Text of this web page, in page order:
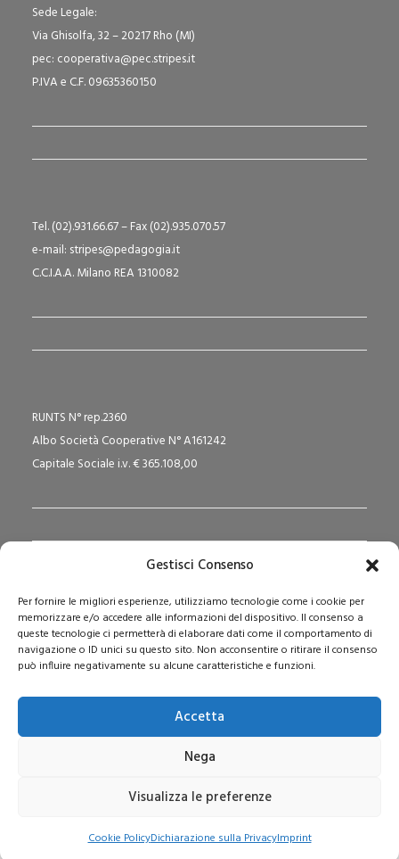
Gestisci Consenso
Per fornire le migliori esperienze, utilizziamo tecnologie come i cookie per
memorizzare e/o accedere alle informazioni del dispositivo. Il consenso a
queste tecnologie ci permetterà di elaborare dati come il comportamento di
navigazione o ID unici su questo sito. Non acconsentire o ritirare il consenso
può influire negativamente su alcune caratteristiche e funzioni.
Accetta
Nega
Visualizza le preferenze
Cookie PolicyDichiarazione sulla PrivacyImprint
Sede Legale:
Via Ghisolfa, 32 – 20217 Rho (MI)
pec: cooperativa@pec.stripes.it
P.IVA e C.F. 09635360150
Tel. (02).931.66.67 – Fax (02).935.070.57
e-mail: stripes@pedagogia.it
C.C.I.A.A. Milano REA 1310082
RUNTS N° rep.2360
Albo Società Cooperative N° A161242
Capitale Sociale i.v. € 365.108,00
Via San Domenico Savio, 6 – 20017 Rho (MI)
Reg. Tribunale: n. 187 del 29/03/97 | ISSN: 1593-2259
Web:www.pedagogia.it
© 2026 Pedagogia.it. Tutti i diritti riservati